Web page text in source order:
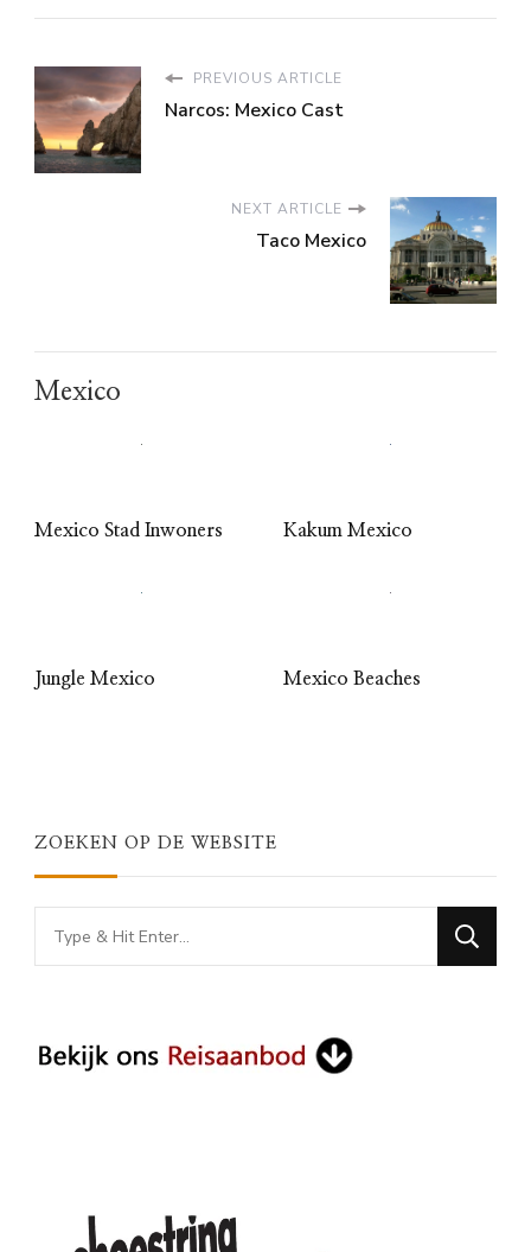
PREVIOUS ARTICLE
Narcos: Mexico Cast
NEXT ARTICLE
Taco Mexico
Mexico
Mexico Stad Inwoners Kakum Mexico
Jungle Mexico Mexico Beaches
ZOEKEN OP DE WEBSITE
Looking
for